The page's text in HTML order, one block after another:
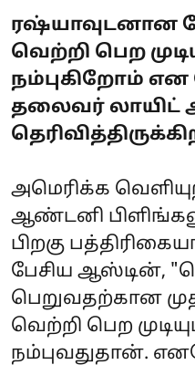
ரஷ்யாவுடனான
வெற்றி பெற
நம்புகிறோம்
தலைவர் லாயிட்
அமெரிக்க
ஆண்டனி
பிறகு
பேசிய ஆஸ்டின்,
பெறுவதற்கான
வெற்றி பெற
நம்புவதுதான்.